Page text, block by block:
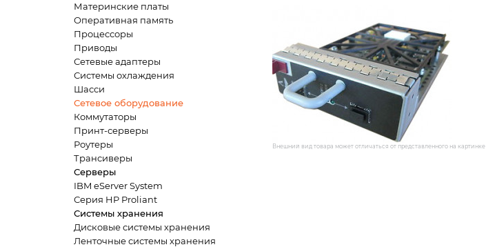
Материнские платы
Оперативная память
Процессоры
Приводы
Сетевые адаптеры
Системы охлаждения
Шасси
Сетевое оборудование
Коммутаторы
Принт-серверы
Роутеры
Трансиверы
Серверы
IBM eServer System
Серия HP Proliant
Системы хранения
Дисковые системы хранения
Ленточные системы хранения
Внешний вид товара может отличаться от представленного на картинке